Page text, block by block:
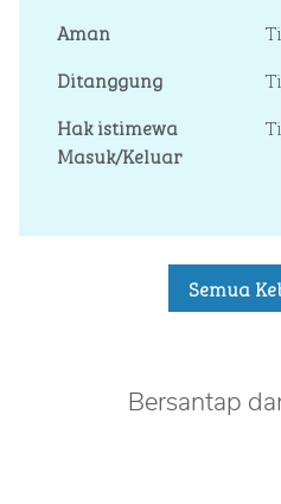
Aman
Ditanggung
Hak istimewa
Masuk/Keluar
Semua
Bersantap